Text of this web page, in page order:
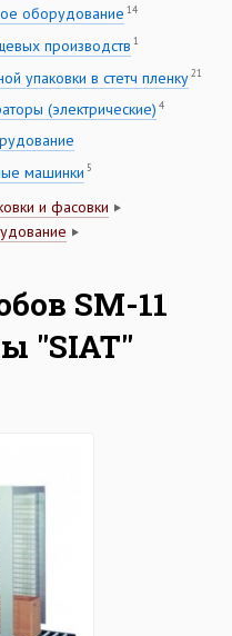
оборудование 14
производств 1
упаковки в стетч пленку21
(электрические) 4
машинки 5
и фасовки
SM-11
"SIAT"